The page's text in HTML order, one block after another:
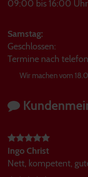
09:00 bis 16:00 Uhr
Samstag:
Geschlossen:
Termine nach
Wir machen vom
Ingo Christ
Nett, kompetent,